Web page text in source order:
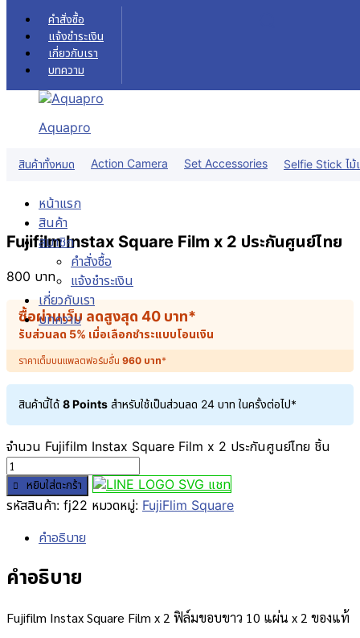
Skip to content
คำสั่งซื้อ
แจ้งชำระเงิน
เกี่ยวกับเรา
บทความ
Aquapro
สินค้าทั้งหมด Action Camera Set Accessories Selfie Stick ไม้
หน้าแรก
สินค้า
สมาชิก
คำสั่งซื้อ
แจ้งชำระเงิน
เกี่ยวกับเรา
บทความ
Fujifilm Instax Square Film x 2 ประกันศูนย์ไทย
800 บาท
ซื้อผ่านเว็บ ลดสูงสุด 40 บาท*
รับส่วนลด 5% เมื่อเลือกชำระแบบโอนเงิน
ราคาเต็มบนแพลตฟอร์มอื่น 960 บาท*
สินค้านี้ได้ 8 Points สำหรับใช้เป็นส่วนลด 24 บาท ในครั้งต่อไป*
จำนวน Fujifilm Instax Square Film x 2 ประกันศูนย์ไทย ชิ้น
หยิบใส่ตะกร้า
แชท
รหัสสินค้า: fj22 หมวดหมู่: FujiFlim Square
คำอธิบาย
คำอธิบาย
Fujifilm Instax Square Film x 2 ฟิล์มขอบขาว 10 แผ่น x 2 ของแท้